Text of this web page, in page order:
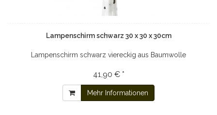
Lampenschirm schwarz 30 x 30 x 30cm
Lampenschirm schwarz viereckig aus Baumwolle
41,90 € *
Mehr Informationen